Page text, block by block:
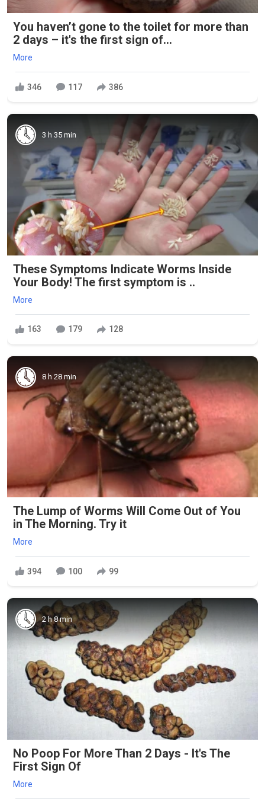
You haven’t gone to the toilet for more than
2 days – it's the first sign of...
More
346 117 386
3 h 35 min
These Symptoms Indicate Worms Inside
Your Body! The first symptom is ..
More
163 179 128
8 h 28 min
The Lump of Worms Will Come Out of You
in The Morning. Try it
More
394 100 99
2 h 8 min
No Poop For More Than 2 Days - It's The
First Sign Of
More